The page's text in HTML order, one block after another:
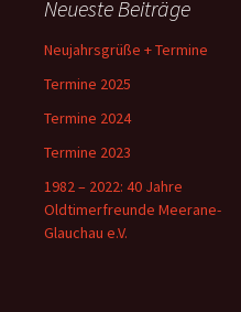
Neueste Beiträge
Neujahrsgrüße + Termine
Termine 2025
Termine 2024
Termine 2023
1982 – 2022: 40 Jahre
Oldtimerfreunde Meerane-
Glauchau e.V.